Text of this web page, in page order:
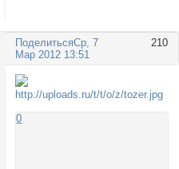
Поделиться 210
Ср, 7
Мар 2012 13:51
0